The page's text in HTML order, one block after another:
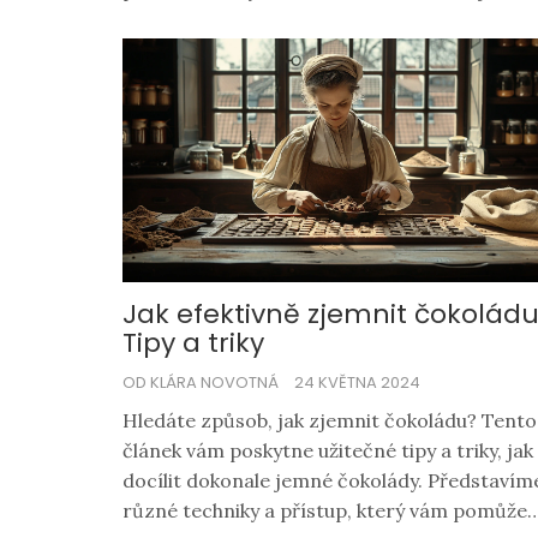
Jak efektivně zjemnit
Tipy a triky
OD KLÁRA NOVOTNÁ 24 KVĚTNA 2024
Hledáte způsob, jak zjemnit čokoládu? Tento
článek vám poskytne užitečné tipy a triky, jak
docílit dokonale jemné čokolády.
různé techniky a přístup, který vám pomůže